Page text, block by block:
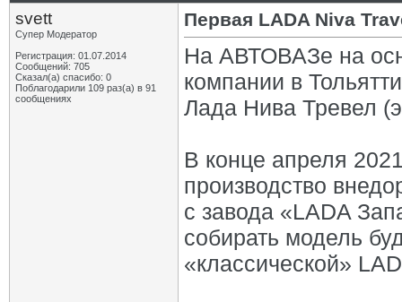
svett
Супер Модератор
Регистрация: 01.07.2014
Сообщений: 705
Сказал(а) спасибо: 0
Поблагодарили 109 раз(а) в 91
сообщениях
Первая LADA Niva
На АВТОВАЗе на
компании в
Лада Нива Тревел
В конце апреля
производство
с завода «LADA
собирать модель
«классической»